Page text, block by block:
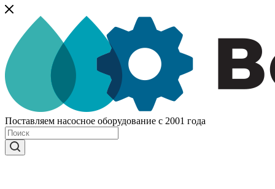
Поставляем насосное оборудование с 2001 года